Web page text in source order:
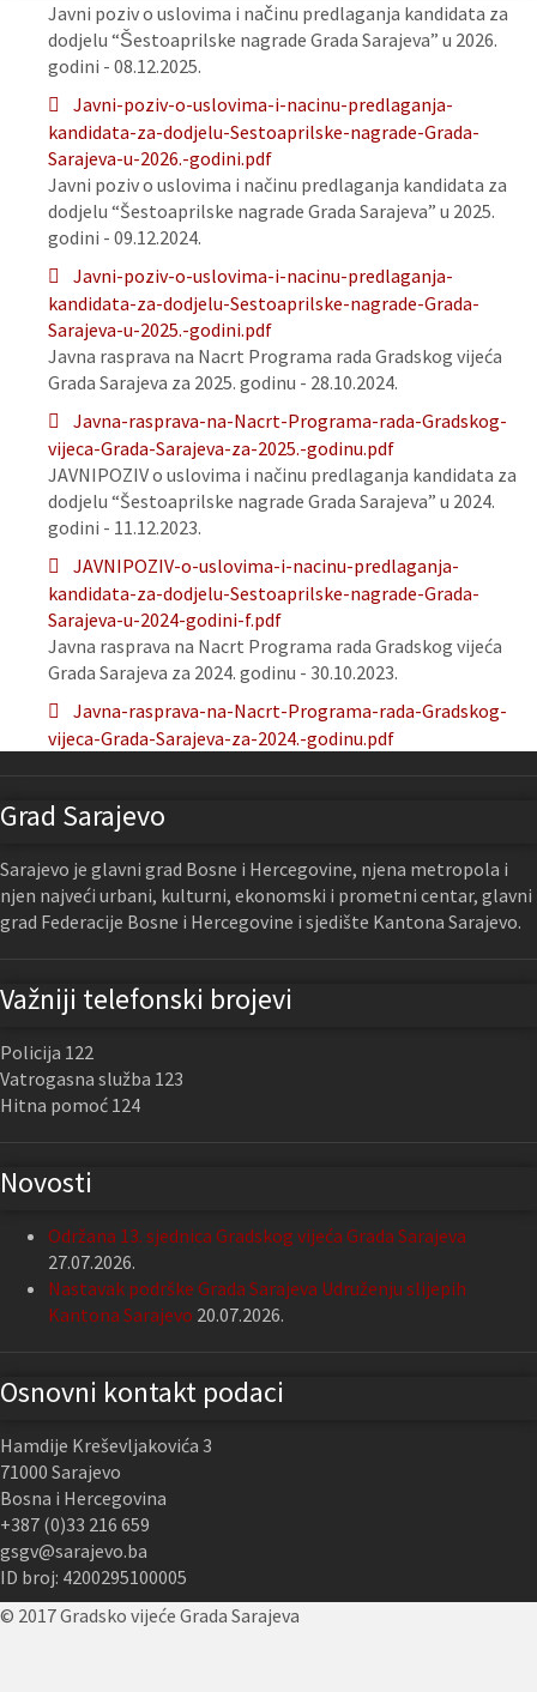
Javni poziv o uslovima i načinu predlaganja kandidata za
dodjelu “Šestoaprilske nagrade Grada Sarajeva” u 2026.
godini - 08.12.2025.
Javni-poziv-o-uslovima-i-nacinu-predlaganja-
kandidata-za-dodjelu-Sestoaprilske-nagrade-Grada-
Sarajeva-u-2026.-godini.pdf
Javni poziv o uslovima i načinu predlaganja kandidata za
dodjelu “Šestoaprilske nagrade Grada Sarajeva” u 2025.
godini - 09.12.2024.
Javni-poziv-o-uslovima-i-nacinu-predlaganja-
kandidata-za-dodjelu-Sestoaprilske-nagrade-Grada-
Sarajeva-u-2025.-godini.pdf
Javna rasprava na Nacrt Programa rada Gradskog vijeća
Grada Sarajeva za 2025. godinu - 28.10.2024.
Javna-rasprava-na-Nacrt-Programa-rada-Gradskog-
vijeca-Grada-Sarajeva-za-2025.-godinu.pdf
JAVNIPOZIV o uslovima i načinu predlaganja kandidata za
dodjelu “Šestoaprilske nagrade Grada Sarajeva” u 2024.
godini - 11.12.2023.
JAVNIPOZIV-o-uslovima-i-nacinu-predlaganja-
kandidata-za-dodjelu-Sestoaprilske-nagrade-Grada-
Sarajeva-u-2024-godini-f.pdf
Javna rasprava na Nacrt Programa rada Gradskog vijeća
Grada Sarajeva za 2024. godinu - 30.10.2023.
Javna-rasprava-na-Nacrt-Programa-rada-Gradskog-
vijeca-Grada-Sarajeva-za-2024.-godinu.pdf
Grad Sarajevo
Sarajevo je glavni grad Bosne i Hercegovine, njena metropola i
njen najveći urbani, kulturni, ekonomski i prometni centar, glavni
grad Federacije Bosne i Hercegovine i sjedište Kantona Sarajevo.
Važniji telefonski brojevi
Policija 122
Vatrogasna služba 123
Hitna pomoć 124
Novosti
Održana 13. sjednica Gradskog vijeća Grada Sarajeva
27.07.2026.
Nastavak podrške Grada Sarajeva Udruženju slijepih
Kantona Sarajevo 20.07.2026.
Osnovni kontakt podaci
Hamdije Kreševljakovića 3
71000 Sarajevo
Bosna i Hercegovina
+387 (0)33 216 659
gsgv@sarajevo.ba
ID broj: 4200295100005
© 2017 Gradsko vijeće Grada Sarajeva